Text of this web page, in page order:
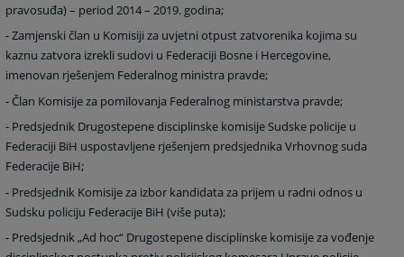
pravosuđa) – period 2014 – 2019. godina;
-Zamjenski član u Komisiji za uvjetni otpust zatvorenika kojima su
kaznu zatvora izrekli sudovi u Federaciji Bosne i Hercegovine,
imenovan rješenjem Federalnog ministra pravde;
- Član Komisije za pomilovanja Federalnog ministarstva pravde;
- Predsjednik Drugostepene disciplinske komisije Sudske policije u
Federaciji BiH uspostavljene rješenjem predsjednika Vrhovnog suda
Federacije BiH;
- Predsjednik Komisije za izbor kandidata za prijem u radni odnos u
Sudsku policiju Federacije BiH (više puta);
- Predsjednik „Ad hoc“ Drugostepene disciplinske komisije za vođenje